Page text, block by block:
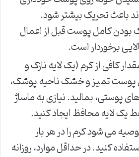
باعث تحریک بیشتر شود.
بودن کامل پوست قبل از اعمال
برخوردار است.
کافی از کرم (یک لایه نازک و
پوست تمیز و خشک ناحیه پوشک،
پوستی، بمالید. نیازی به ماساژ
لایه محافظ ایجاد کنید.
می شود کرم را در هر بار
کنید. در حداقل موارد، روزانه